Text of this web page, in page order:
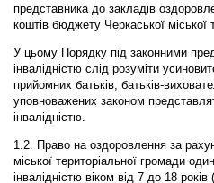
представника до закладів
коштів бюджету Черкаської міської
У цьому Порядку під законними
інвалідністю слід розуміти
прийомних батьків, батьків-
уповноважених законом
інвалідністю.
1.2. Право на оздоровлення за
міської територіальної громади
інвалідністю віком від 7 до 18